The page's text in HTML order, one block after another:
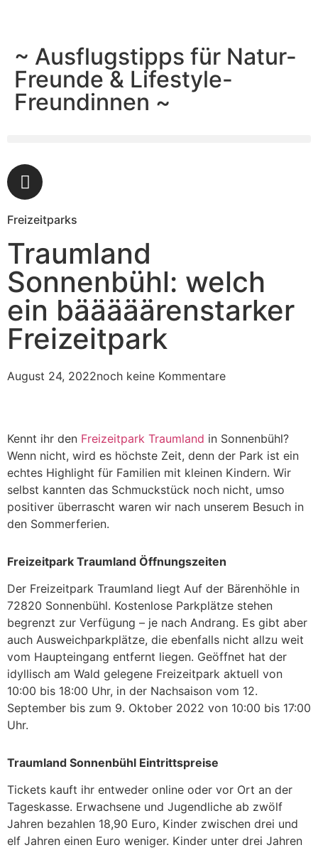
~ Ausflugstipps für Natur-
Freunde & Lifestyle-
Freundinnen ~
Freizeitparks
Traumland
Sonnenbühl: welch
ein bääääärenstarker
Freizeitpark
August 24, 2022noch keine Kommentare
Kennt ihr den Freizeitpark Traumland in Sonnenbühl?
Wenn nicht, wird es höchste Zeit, denn der Park ist ein
echtes Highlight für Familien mit kleinen Kindern. Wir
selbst kannten das Schmuckstück noch nicht, umso
positiver überrascht waren wir nach unserem Besuch in
den Sommerferien.
Freizeitpark Traumland Öffnungszeiten
Der Freizeitpark Traumland liegt Auf der Bärenhöhle in
72820 Sonnenbühl. Kostenlose Parkplätze stehen
begrenzt zur Verfügung – je nach Andrang. Es gibt aber
auch Ausweichparkplätze, die ebenfalls nicht allzu weit
vom Haupteingang entfernt liegen. Geöffnet hat der
idyllisch am Wald gelegene Freizeitpark aktuell von
10:00 bis 18:00 Uhr, in der Nachsaison vom 12.
September bis zum 9. Oktober 2022 von 10:00 bis 17:00
Uhr.
Traumland Sonnenbühl Eintrittspreise
Tickets kauft ihr entweder online oder vor Ort an der
Tageskasse. Erwachsene und Jugendliche ab zwölf
Jahren bezahlen 18,90 Euro, Kinder zwischen drei und
elf Jahren einen Euro weniger. Kinder unter drei Jahren